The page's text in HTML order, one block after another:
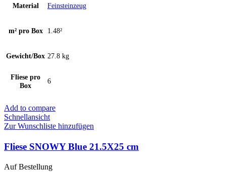
Material Feinsteinzeug
m² pro Box 1.48²
Gewicht/Box 27.8 kg
Fliese pro
Box
6
Add to compare
Schnellansicht
Zur Wunschliste hinzufügen
Fliese SNOWY Blue 21.5X25 cm
Auf Bestellung